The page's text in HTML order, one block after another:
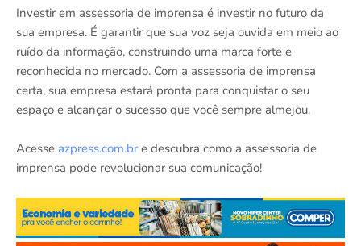
Investir em assessoria de imprensa é investir no futuro da
sua empresa. É garantir que sua voz seja ouvida em meio ao
ruído da informação, construindo uma marca forte e
reconhecida no mercado. Com a assessoria de imprensa
certa, sua empresa estará pronta para conquistar o seu
espaço e alcançar o sucesso que você sempre almejou.
Acesse azpress.com.br e descubra como a assessoria de
imprensa pode revolucionar sua comunicação!